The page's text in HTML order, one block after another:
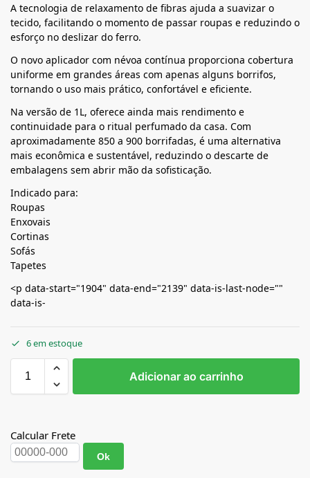
A tecnologia de relaxamento de fibras ajuda a suavizar o
tecido, facilitando o momento de passar roupas e reduzindo o
esforço no deslizar do ferro.
O novo aplicador com névoa contínua proporciona cobertura
uniforme em grandes áreas com apenas alguns borrifos,
tornando o uso mais prático, confortável e eficiente.
Na versão de 1L, oferece ainda mais rendimento e
continuidade para o ritual perfumado da casa. Com
aproximadamente 850 a 900 borrifadas, é uma alternativa
mais econômica e sustentável, reduzindo o descarte de
embalagens sem abrir mão da sofisticação.
Indicado para:
Roupas
Enxovais
Cortinas
Sofás
Tapetes
<p data-start="1904" data-end="2139" data-is-last-node=""
data-is-
6 em estoque
Adicionar ao carrinho
Calcular Frete
Ok